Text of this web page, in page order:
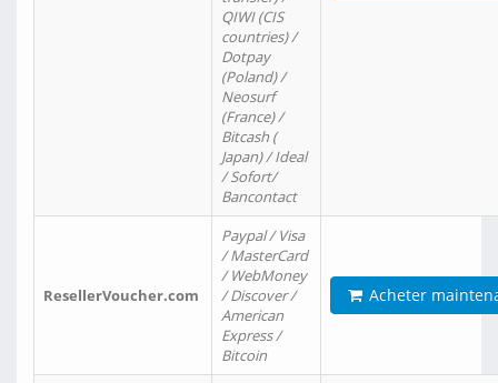
QIWI (CIS
countries) /
Dotpay
(Poland) /
Neosurf
(France) /
Bitcash (
Japan) / Ideal
/ Sofort/
Bancontact
ResellerVoucher.com
Paypal / Visa
/ MasterCard
/ WebMoney
/ Discover /
American
Express /
Bitcoin
Acheter